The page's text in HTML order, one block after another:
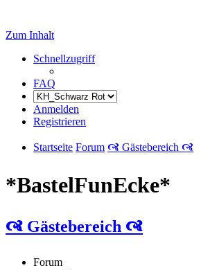
Zum Inhalt
Schnellzugriff
FAQ
Anmelden
Registrieren
Startseite Forum 🙧 Gästebereich 🙧
*BastelFunEcke*
🙧 Gästebereich 🙧
Forum